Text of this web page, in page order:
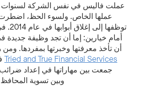
عملت فاليس في نفس الشركة لسنوات
عملها الخاص. ولسوء الحظ، اضطرت
توظفها إلى
أمام خيارين: إما أن تجد وظيفة جديدة
أن تأخذ معرفتها وخبرتها بمفردها. ومن
Tried and True Financial Services
جمعت بين مهاراتها في إعداد ضرائب
وبين تسوية